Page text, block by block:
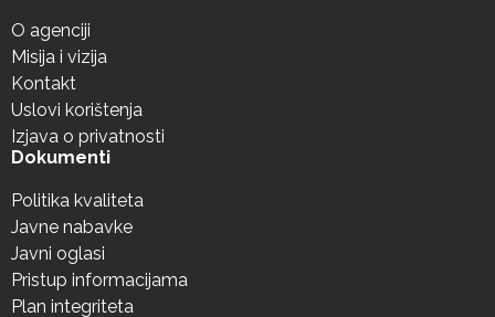
O agenciji
Misija i vizija
Kontakt
Uslovi korištenja
Izjava o privatnosti
Dokumenti
Politika kvaliteta
Javne nabavke
Javni oglasi
Pristup informacijama
Plan integriteta